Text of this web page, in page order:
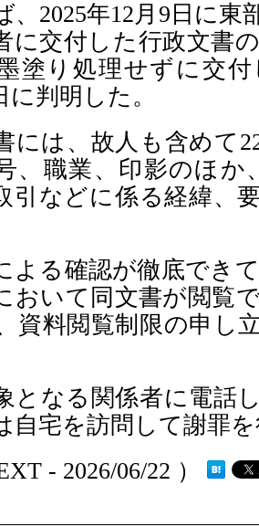
、2025年12月9日に東
に交付した行政文書
塗り処理せずに交
に判明した。
には、故人も含めて
、職業、印影のほか
引などに係る経緯、
よる確認が徹底でき
おいて同文書が閲覧
資料閲覧制限の申し
となる関係者に電話
自宅を訪問して謝罪
- 2026/06/22 ）